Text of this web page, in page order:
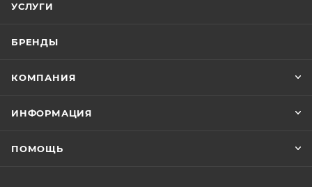
УСЛУГИ
БРЕНДЫ
КОМПАНИЯ
ИНФОРМАЦИЯ
ПОМОЩЬ